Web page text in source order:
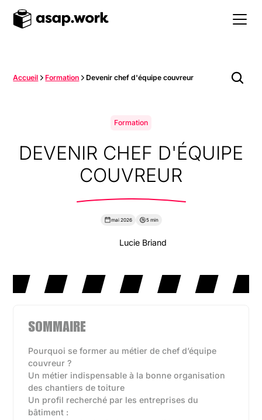
Accueil Formation Devenir chef d'équipe couvreur
Formation
DEVENIR CHEF D'ÉQUIPE
COUVREUR
mai 2026 5 min
Lucie Briand
SOMMAIRE
Pourquoi se former au métier de chef d’équipe
couvreur ?
Un métier indispensable à la bonne organisation
des chantiers de toiture
Un profil recherché par les entreprises du
bâtiment :